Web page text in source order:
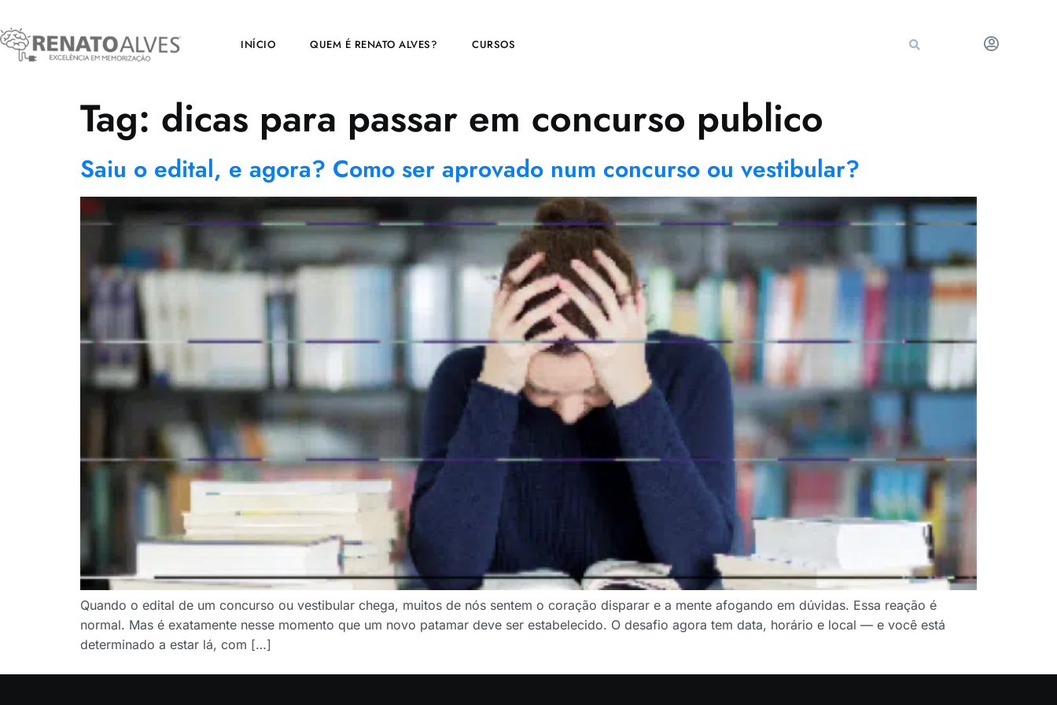
INÍCIO QUEM É RENATO ALVES? CURSOS
Tag: dicas para passar em concurso publico
Saiu o edital, e agora? Como ser aprovado num concurso ou vestibular?
Quando o edital de um concurso ou vestibular chega, muitos de nós sentem o coração disparar e a mente afogando em dúvidas. Essa reação é
normal. Mas é exatamente nesse momento que um novo patamar deve ser estabelecido. O desafio agora tem data, horário e local — e você está
determinado a estar lá, com […]